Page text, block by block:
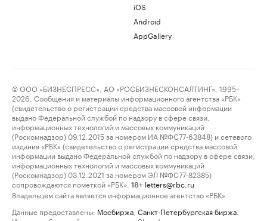
iOS
Android
AppGallery
© ООО «БИЗНЕСПРЕСС», АО «РОСБИЗНЕСКОНСАЛТИНГ», 1995–
2026. Сообщения и материалы информационного агентства «РБК»
(свидетельство о регистрации средства массовой информации
выдано Федеральной службой по надзору в сфере связи,
информационных технологий и массовых коммуникаций
(Роскомнадзор) 09.12.2015 за номером ИА №ФС77-63848) и сетевого
издания «РБК» (свидетельство о регистрации средства массовой
информации выдано Федеральной службой по надзору в сфере связи,
информационных технологий и массовых коммуникаций
(Роскомнадзор) 03.12.2021 за номером ЭЛ №ФС77-82385)
сопровождаются пометкой «РБК».
18+ letters@rbc.ru
Владельцем сайта является информационное агентство «РБК».
Данные предоставлены: Мосбиржа Санкт-Петербургская биржа